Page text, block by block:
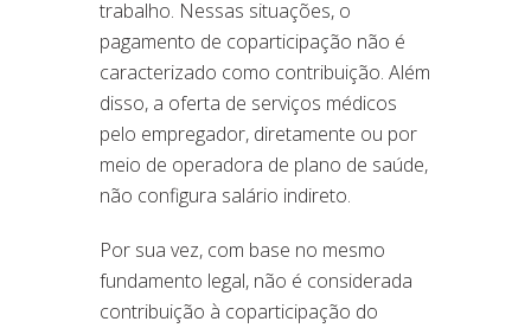
trabalho. Nessas situações, o
pagamento de coparticipação não é
caracterizado como contribuição. Além
disso, a oferta de serviços médicos
pelo empregador, diretamente ou por
meio de operadora de plano de saúde,
não configura salário indireto.
Por sua vez, com base no mesmo
fundamento legal, não é considerada
contribuição à coparticipação do